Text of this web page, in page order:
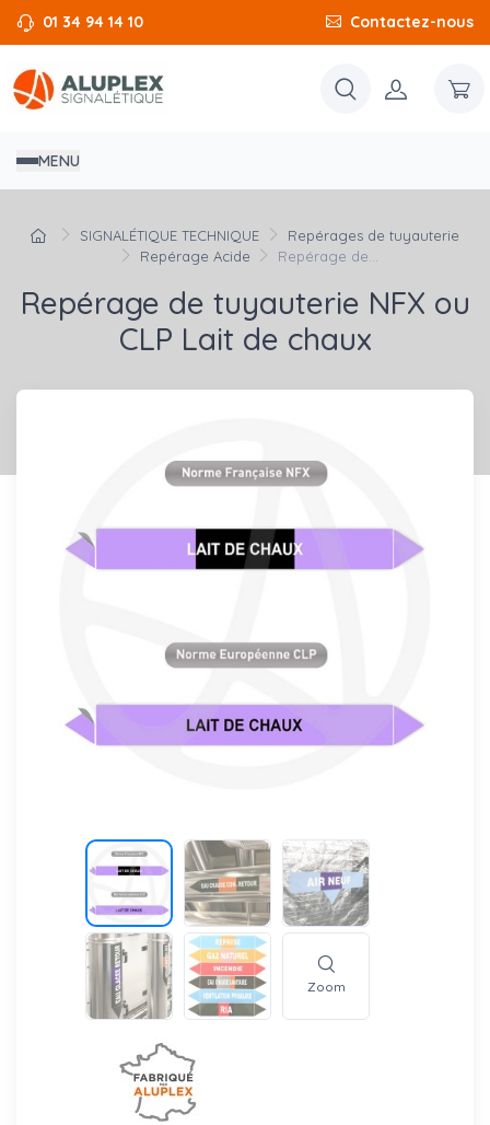
01 34 94 14 10 Contactez-nous
MENU
SIGNALÉTIQUE TECHNIQUE
Repérages de tuyauterie
Repérage Acide
Repérage de...
Repérage de tuyauterie NFX ou
CLP Lait de chaux
Zoom